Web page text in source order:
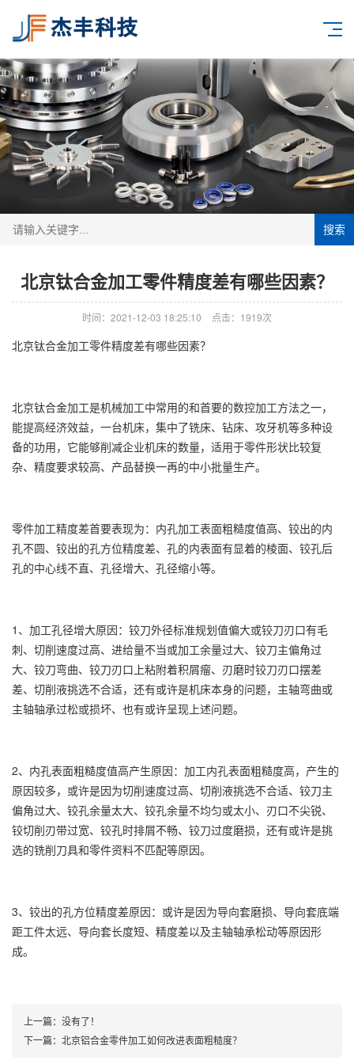
搜索
北京钛合金加工零件精度差有哪些因素？
时间：2021-12-03 18:25:10 点击：1919次
北京钛合金加工零件精度差有哪些因素？
北京钛合金加工是机械加工中常用的和首要的数控加工方法之一，
能提高经济效益，一台机床，集中了铣床、钻床、攻牙机等多种设
备的功用，它能够削减企业机床的数量，适用于零件形状比较复
杂、精度要求较高、产品替换一再的中小批量生产。
零件加工精度差首要表现为：内孔加工表面粗糙度值高、铰出的内
孔不圆、铰出的孔方位精度差、孔的内表面有显着的棱面、铰孔后
孔的中心线不直、孔径增大、孔径缩小等。
1、加工孔径增大原因：铰刀外径标准规划值偏大或铰刀刃口有毛
刺、切削速度过高、进给量不当或加工余量过大、铰刀主偏角过
大、铰刀弯曲、铰刀刃口上粘附着积屑瘤、刃磨时铰刀刃口摆差
差、切削液挑选不合适，还有或许是机床本身的问题，主轴弯曲或
主轴轴承过松或损坏、也有或许呈现上述问题。
2、内孔表面粗糙度值高产生原因：加工内孔表面粗糙度高，产生的
原因较多，或许是因为切削速度过高、切削液挑选不合适、铰刀主
偏角过大、铰孔余量太大、铰孔余量不均匀或太小、刃口不尖锐、
铰切削刃带过宽、铰孔时排屑不畅、铰刀过度磨损，还有或许是挑
选的铣削刀具和零件资料不匹配等原因。
3、铰出的孔方位精度差原因：或许是因为导向套磨损、导向套底端
距工件太远、导向套长度短、精度差以及主轴轴承松动等原因形
成。
上一篇：没有了！
下一篇： 北京铝合金零件加工如何改进表面粗糙度？